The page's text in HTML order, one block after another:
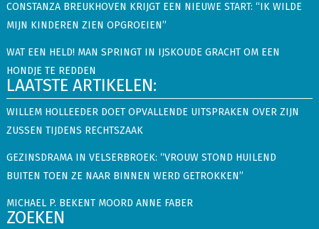
CONSTANZA BREUKHOVEN KRIJGT EEN NIEUWE START: “IK WILDE
MIJN KINDEREN ZIEN OPGROEIEN”
WAT EEN HELD! MAN SPRINGT IN IJSKOUDE GRACHT OM EEN
HONDJE TE REDDEN
LAATSTE ARTIKELEN:
WILLEM HOLLEEDER DOET OPVALLENDE UITSPRAKEN OVER ZIJN
ZUSSEN TIJDENS RECHTSZAAK
GEZINSDRAMA IN VELSERBROEK: “VROUW STOND HUILEND
BUITEN TOEN ZE NAAR BINNEN WERD GETROKKEN”
MICHAEL P. BEKENT MOORD ANNE FABER
ZOEKEN